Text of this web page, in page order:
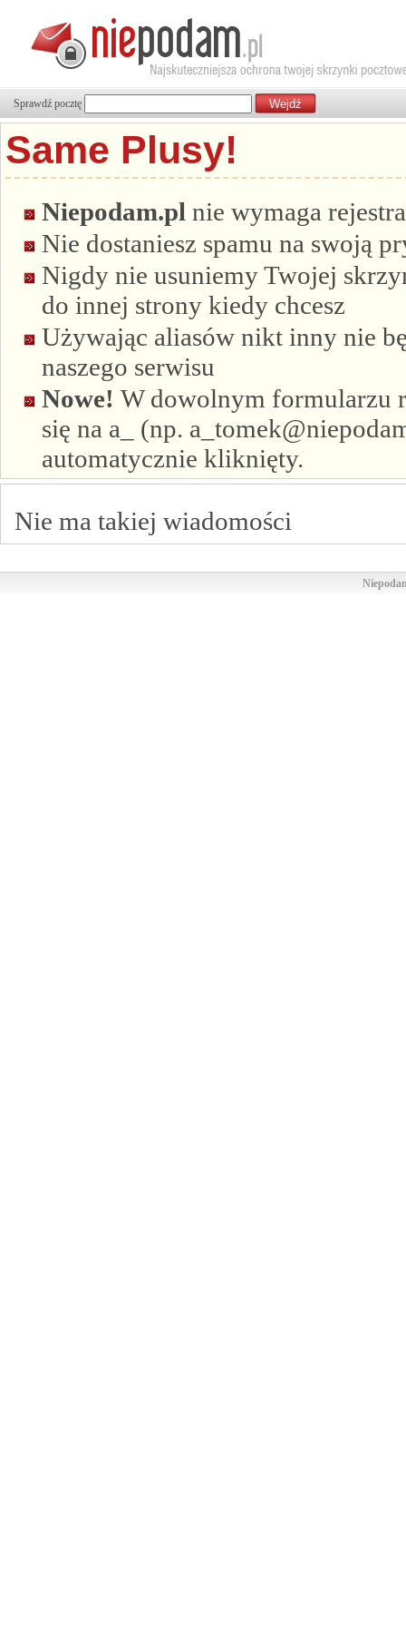
Sprawdź pocztę
Same Plusy!
Niepodam.pl nie wymaga
Nie dostaniesz spamu na swoją
Nigdy nie usuniemy Twojej
do innej strony kiedy chcesz
Używając aliasów nikt inny nie
naszego serwisu
Nowe! W dowolnym formularzu
się na a_ (np.
automatycznie kliknięty.
Nie ma takiej wiadomości